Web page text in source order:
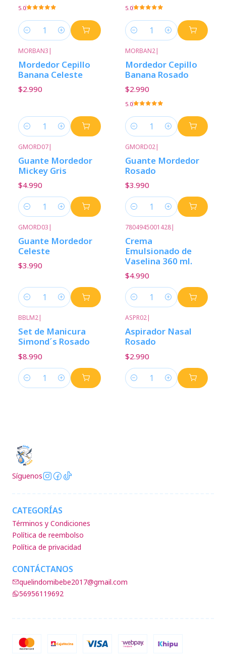
5.0
Cantidad
5.0
Cantidad
MORBAN3 |
Mordedor Cepillo
Banana Celeste
$2.990
Cantidad
MORBAN2|
Mordedor Cepillo
Banana Rosado
$2.990
5.0
Cantidad
GMORD07|
Guante Mordedor
Mickey Gris
$4.990
Cantidad
GMORD02|
Guante Mordedor
Rosado
$3.990
Cantidad
GMORD03 |
Guante Mordedor
Celeste
$3.990
Cantidad
7804945001428|
Crema
Emulsionado de
Vaselina 360 ml.
$4.990
Cantidad
BBLM2|
Set de Manicura
Simond´s Rosado
$8.990
Cantidad
ASPR02|
Aspirador Nasal
Rosado
$2.990
Cantidad
Síguenos
CATEGORÍAS
Términos y Condiciones
Política de reembolso
Política de privacidad
CONTÁCTANOS
quelindomibebe2017@gmail.com
56956119692